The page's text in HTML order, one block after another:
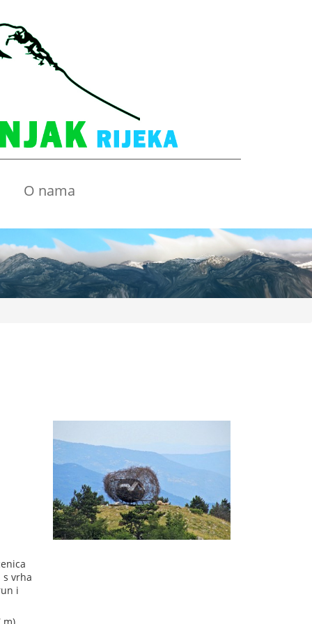
O nama
s vrha
i